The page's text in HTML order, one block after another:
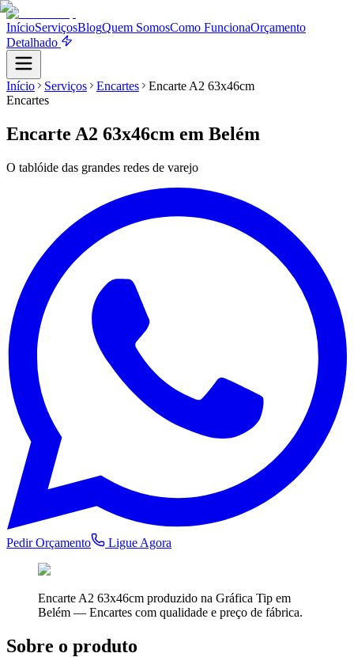
InícioServiçosBlogQuem SomosComo FuncionaOrçamento
Detalhado
Início Serviços Encartes
Encarte A2 63x46cm
Encartes
Encarte A2 63x46cm em Belém
O tablóide das grandes redes de varejo
Pedir Orçamento Ligue Agora
Encarte A2 63x46cm produzido na Gráfica Tip em
Belém — Encartes com qualidade e preço de fábrica.
Sobre o produto